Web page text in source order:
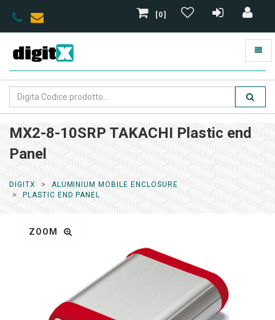
[0]
MX2-8-10SRP TAKACHI Plastic end
Panel
DIGITX
ALUMINIUM MOBILE ENCLOSURE
PLASTIC END PANEL
ZOOM